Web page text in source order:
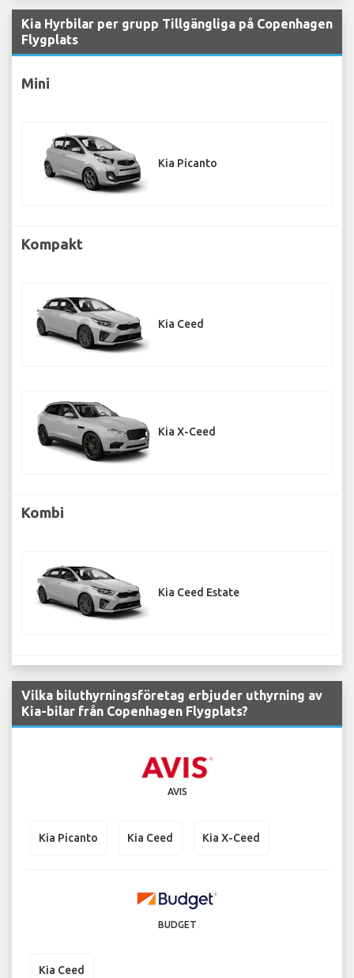
Kia Hyrbilar per grupp Tillgängliga på Copenhagen
Flygplats
Mini
Kia Picanto
Kompakt
Kia Ceed
Kia X-Ceed
Kombi
Kia Ceed Estate
Vilka biluthyrningsföretag erbjuder uthyrning av
Kia-bilar från Copenhagen Flygplats?
AVIS
Kia Picanto Kia Ceed Kia X-Ceed
BUDGET
Kia Ceed